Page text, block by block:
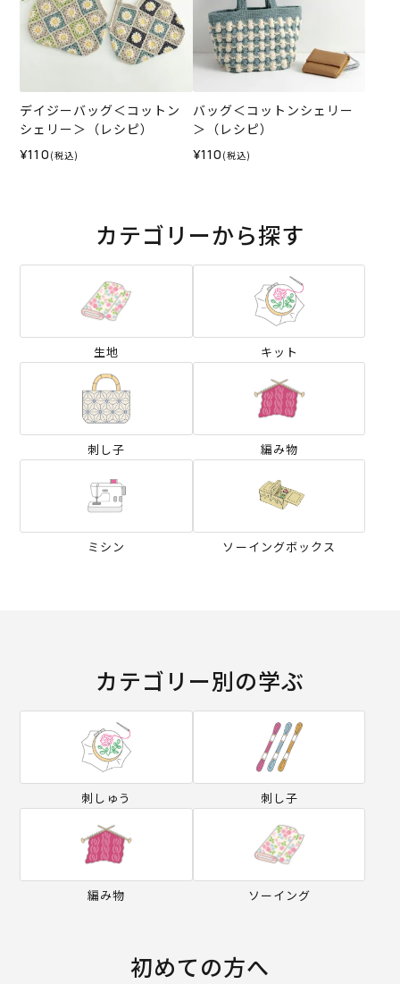
デイジーバッグ＜コットン
シェリー＞（レシピ）
¥110 (税込)
バッグ＜コットンシェリー
＞（レシピ）
¥110 (税込)
カテゴリーから探す
生地 キット
刺し子 編み物
ミシン ソーイングボックス
カテゴリー別の学ぶ
刺しゅう 刺し子
編み物 ソーイング
初めての方へ